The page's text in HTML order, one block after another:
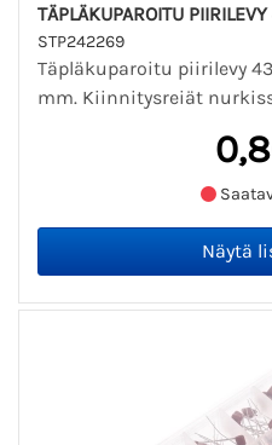
TÄPLÄKUPAROITU
STP242269
Täpläkuparoitu piirilevy
mm. Kiinnitysreiät